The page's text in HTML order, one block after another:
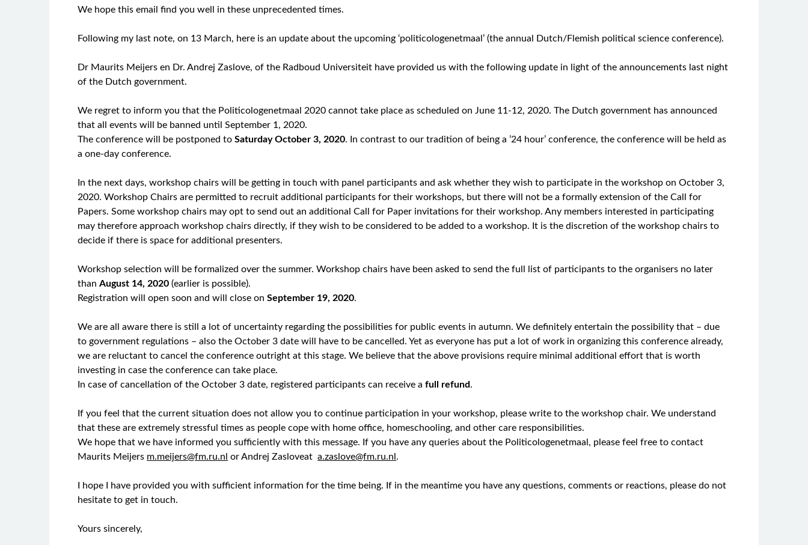
We hope this email find you well in these unprecedented times.
Following my last note, on 13 March, here is an update about the upcoming ‘politicologenetmaal’ (the annual Dutch/Flemish political science conference).
Dr Maurits Meijers en Dr. Andrej Zaslove, of the Radboud Universiteit have provided us with the following update in light of the announcements last night
of the Dutch government.
We regret to inform you that the Politicologenetmaal 2020 cannot take place as scheduled on June 11-12, 2020. The Dutch government has announced
that all events will be banned until September 1, 2020.
The conference will be postponed toSaturday October 3, 2020. In contrast to our tradition of being a ’24 hour’ conference, the conference will be held as
a one-day conference.
In the next days, workshop chairs will be getting in touch with panel participants and ask whether they wish to participate in the workshop on October 3,
2020. Workshop Chairs are permitted to recruit additional participants for their workshops, but there will not be a formally extension of the Call for
Papers. Some workshop chairs may opt to send out an additional Call for Paper invitations for their workshop. Any members interested in participating
may therefore approach workshop chairs directly, if they wish to be considered to be added to a workshop. It is the discretion of the workshop chairs to
decide if there is space for additional presenters.
Workshop selection will be formalized over the summer. Workshop chairs have been asked to send the full list of participants to the organisers no later
thanAugust 14, 2020(earlier is possible).
Registration will open soon and will close onSeptember 19, 2020.
We are all aware there is still a lot of uncertainty regarding the possibilities for public events in autumn. We definitely entertain the possibility that – due
to government regulations – also the October 3 date will have to be cancelled. Yet as everyone has put a lot of work in organizing this conference already,
we are reluctant to cancel the conference outright at this stage. We believe that the above provisions require minimal additional effort that is worth
investing in case the conference can take place.
In case of cancellation of the October 3 date, registered participants can receive afull refund.
If you feel that the current situation does not allow you to continue participation in your workshop, please write to the workshop chair. We understand
that these are extremely stressful times as people cope with home office, homeschooling, and other care responsibilities.
We hope that we have informed you sufficiently with this message. If you have any queries about the Politicologenetmaal, please feel free to contact
Maurits Meijers m.meijers@fm.ru.nl or Andrej Zasloveata.zaslove@fm.ru.nl .
I hope I have provided you with sufficient information for the time being. If in the meantime you have any questions, comments or reactions, please do not
hesitate to get in touch.
Yours sincerely,